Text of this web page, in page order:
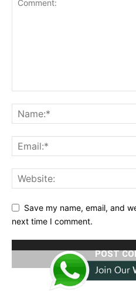
Save my name, email, and
next time I comment.